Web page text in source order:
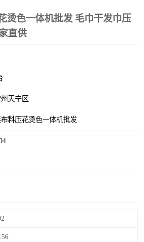
烫色一体机批发 毛巾干发巾压
直供
天宁区
料压花烫色一体机批发